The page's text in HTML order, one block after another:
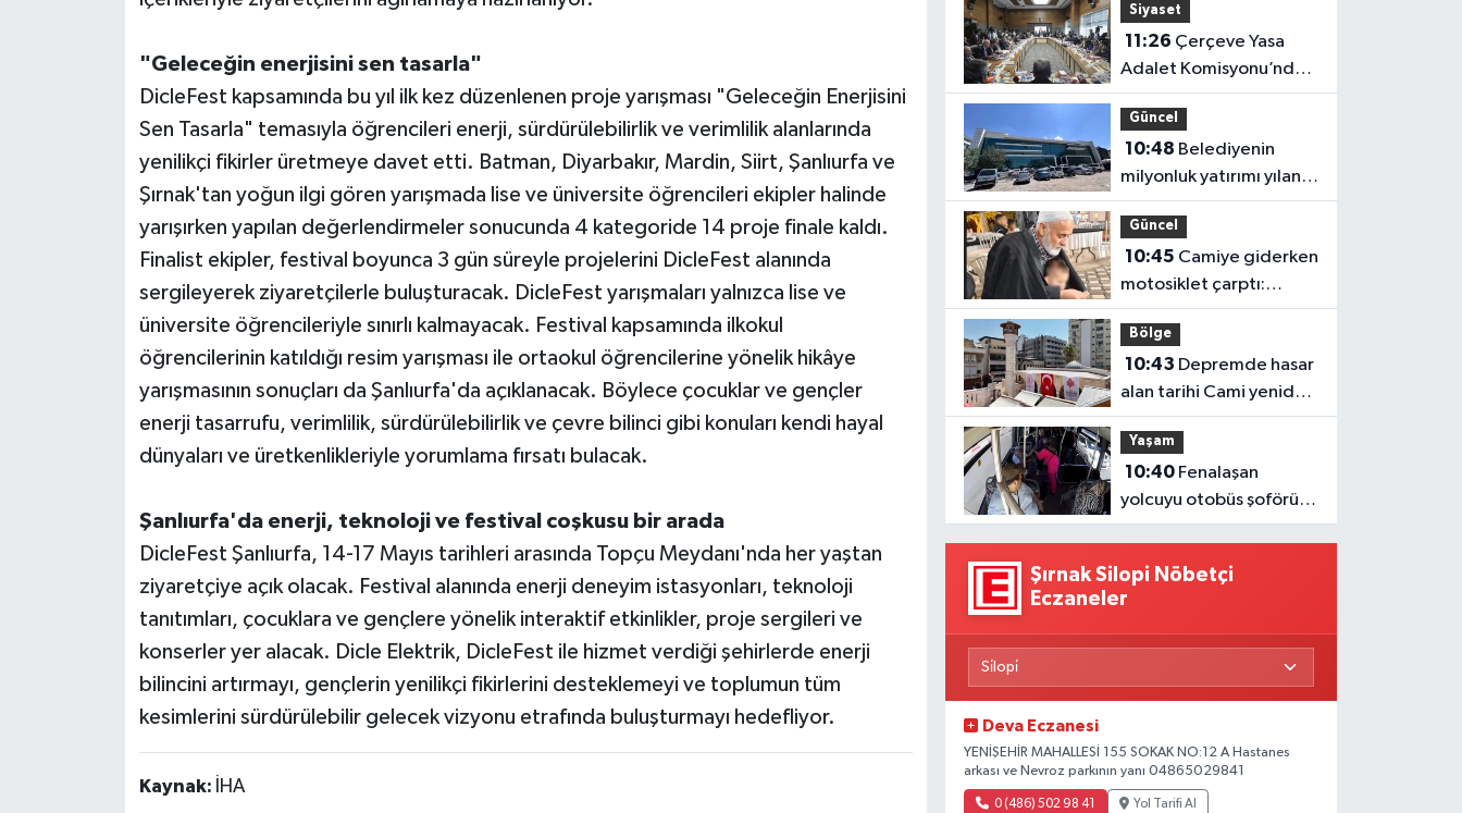
"Geleceğin enerjisini sen tasarla"
DicleFest kapsamında bu yıl ilk kez düzenlenen proje yarışması "Geleceğin Enerjisini
Sen Tasarla" temasıyla öğrencileri enerji, sürdürülebilirlik ve verimlilik alanlarında
yenilikçi fikirler üretmeye davet etti. Batman, Diyarbakır, Mardin, Siirt, Şanlıurfa ve
Şırnak'tan yoğun ilgi gören yarışmada lise ve üniversite öğrencileri ekipler halinde
yarışırken yapılan değerlendirmeler sonucunda 4 kategoride 14 proje finale kaldı.
Finalist ekipler, festival boyunca 3 gün süreyle projelerini DicleFest alanında
sergileyerek ziyaretçilerle buluşturacak. DicleFest yarışmaları yalnızca lise ve
üniversite öğrencileriyle sınırlı kalmayacak. Festival kapsamında ilkokul
öğrencilerinin katıldığı resim yarışması ile ortaokul öğrencilerine yönelik hikâye
yarışmasının sonuçları da Şanlıurfa'da açıklanacak. Böylece çocuklar ve gençler
enerji tasarrufu, verimlilik, sürdürülebilirlik ve çevre bilinci gibi konuları kendi hayal
dünyaları ve üretkenlikleriyle yorumlama fırsatı bulacak.
Şanlıurfa'da enerji, teknoloji ve festival coşkusu bir arada
DicleFest Şanlıurfa, 14-17 Mayıs tarihleri arasında Topçu Meydanı'nda her yaştan
ziyaretçiye açık olacak. Festival alanında enerji deneyim istasyonları, teknoloji
tanıtımları, çocuklara ve gençlere yönelik interaktif etkinlikler, proje sergileri ve
konserler yer alacak. Dicle Elektrik, DicleFest ile hizmet verdiği şehirlerde enerji
bilincini artırmayı, gençlerin yenilikçi fikirlerini desteklemeyi ve toplumun tüm
kesimlerini sürdürülebilir gelecek vizyonu etrafında buluşturmayı hedefliyor.
Kaynak: İHA
Siyaset
11:26
Adalet Komisyonu’ndan
Geçti
Güncel
10:48
milyonluk yatırımı yılan
hikayesine döndü
Güncel
10:45
motosiklet çarptı:
Hayatını kaybetti
Bölge
10:43
alan tarihi Cami yeniden
ibadete açıldı
Yaşam
10:40Fenalaşan
yolcuyu otobüs şoförü
hastaneye yetiştirdi
Şırnak Silopi Nöbetçi
Eczaneler
Deva Eczanesi
YENİŞEHİR MAHALLESİ 155 SOKAK NO:12 A Hastanes
arkası ve Nevroz parkının yanı 04865029841
0 (486) 502 98 41 Yol Tarifi Al